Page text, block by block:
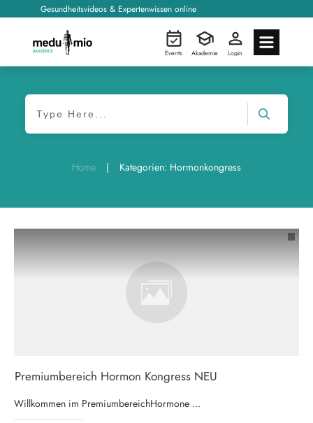
Gesundheitsvideos & Expertenwissen online
Events Akademie Login
Home | Kategorien: Hormonkongress
Premiumbereich Hormon Kongress NEU
Willkommen im PremiumbereichHormone ...